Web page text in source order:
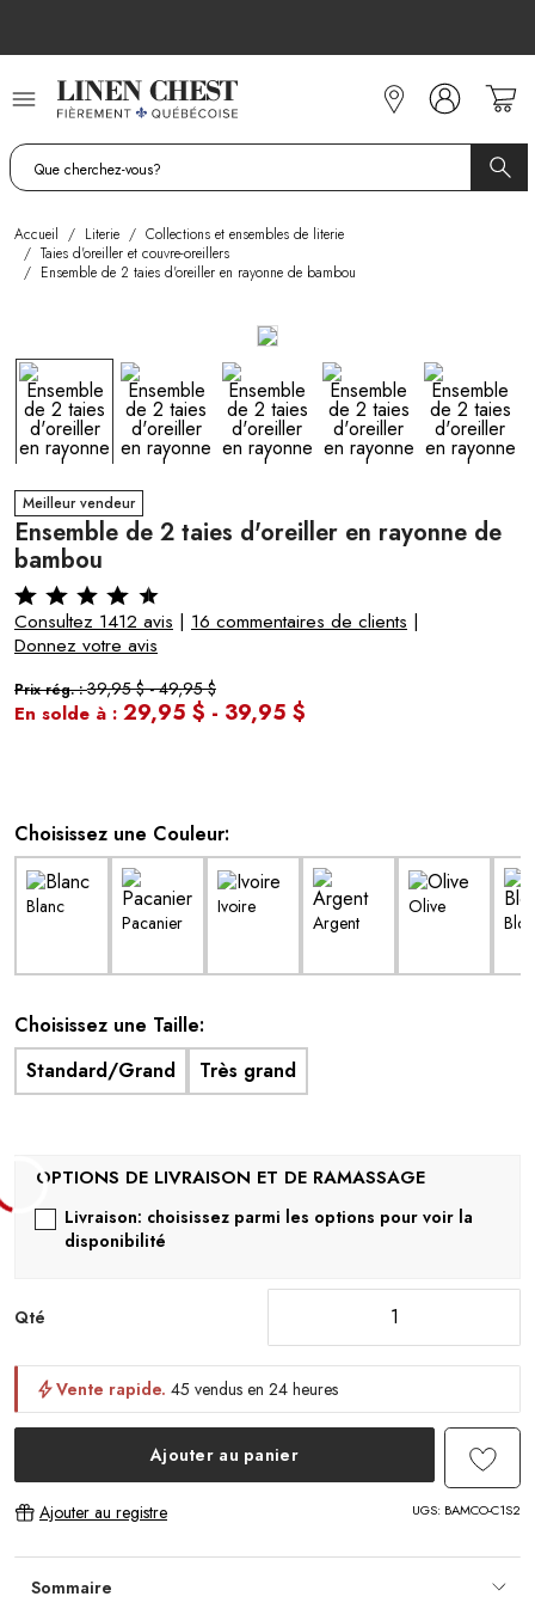
contenu
Accueil / Literie / Collections et ensembles de literie
/ Taies d'oreiller et couvre-oreillers
/ Ensemble de 2 taies d'oreiller en rayonne de bambou
Meilleur vendeur
Ensemble de 2 taies d'oreiller en rayonne de
bambou
Consultez 1412 avis | 16 commentaires de clients |
Donnez votre avis
Prix rég. :39,95 $- 49,95 $
En solde à : 29,95 $ - 39,95 $
Choisissez une Couleur:
Blanc
Pacanier
Ivoire
Argent
Olive
Choisissez une Taille:
Standard/Grand
Très grand
Livraison: choisissez parmi les options pour voir la
disponibilité
Qté
Vente rapide. 45 vendus en 24 heures
Ajouter au panier
Ajouter au registre UGS: BAMCO-C1S2
Sommaire